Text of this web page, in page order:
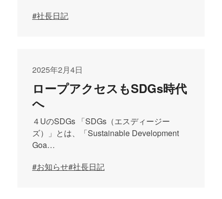
#社長日記
2025年2月4日
ロープアクセスもSDGs時代
へ
４UのSDGs 「SDGs（エスディージー
ズ）」とは、「Sustainable Development
Goa…
#お知らせ#社長日記